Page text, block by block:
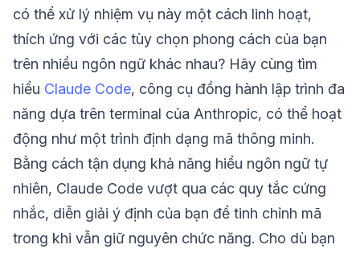
có thể xử lý nhiệm vụ này một cách linh hoạt,
thích ứng với các tùy chọn phong cách của bạn
trên nhiều ngôn ngữ khác nhau? Hãy cùng tìm
hiểu Claude Code, công cụ đồng hành lập trình đa
năng dựa trên terminal của Anthropic, có thể hoạt
động như một trình định dạng mã thông minh.
Bằng cách tận dụng khả năng hiểu ngôn ngữ tự
nhiên, Claude Code vượt qua các quy tắc cứng
nhắc, diễn giải ý định của bạn để tinh chỉnh mã
trong khi vẫn giữ nguyên chức năng. Cho dù bạn